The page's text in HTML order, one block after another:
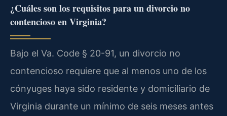
¿Cuáles son los requisitos para un divorcio no
contencioso en Virginia?
Bajo el Va. Code § 20-91, un divorcio no
contencioso requiere que al menos uno de los
cónyuges haya sido residente y domiciliario de
Virginia durante un mínimo de seis meses antes